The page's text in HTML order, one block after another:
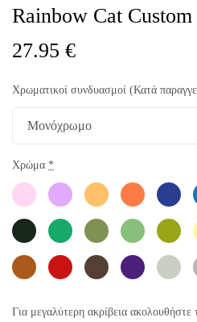
Rainbow Cat Custom
27.95 €
Χρωματικοί συνδυασμοί (Κατά
Χρώμα *
Για μεγαλύτερη ακρίβεια